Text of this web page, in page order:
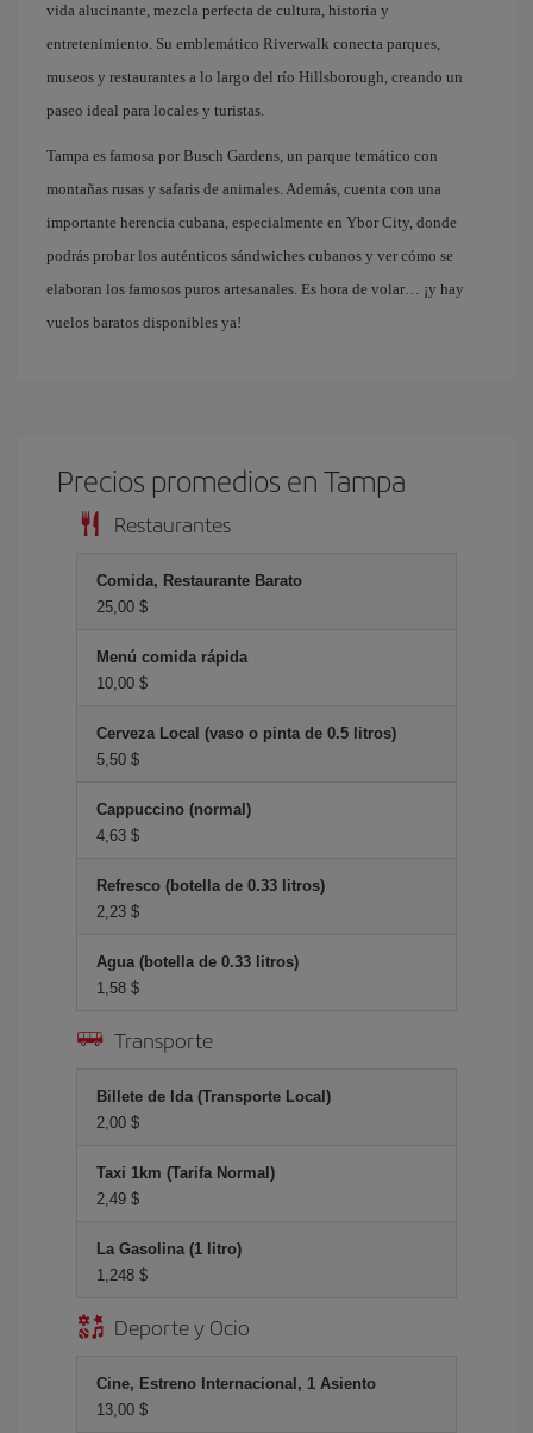
vida alucinante, mezcla perfecta de cultura, historia y
entretenimiento. Su emblemático Riverwalk conecta parques,
museos y restaurantes a lo largo del río Hillsborough, creando un
paseo ideal para locales y turistas.
Tampa es famosa por Busch Gardens, un parque temático con
montañas rusas y safaris de animales. Además, cuenta con una
importante herencia cubana, especialmente en Ybor City, donde
podrás probar los auténticos sándwiches cubanos y ver cómo se
elaboran los famosos puros artesanales. Es hora de volar… ¡y hay
vuelos baratos disponibles ya!
Precios promedios en Tampa
Restaurantes
Comida, Restaurante Barato
25,00 $
Menú comida rápida
10,00 $
Cerveza Local (vaso o pinta de 0.5 litros)
5,50 $
Cappuccino (normal)
4,63 $
Refresco (botella de 0.33 litros)
2,23 $
Agua (botella de 0.33 litros)
1,58 $
Transporte
Billete de Ida (Transporte Local)
2,00 $
Taxi 1km (Tarifa Normal)
2,49 $
La Gasolina (1 litro)
1,248 $
Deporte y Ocio
Cine, Estreno Internacional, 1 Asiento
13,00 $